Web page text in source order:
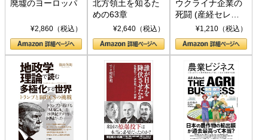
廃墟のヨーロッパ
¥2,860（税込）
北方領土を知るた
めの63章
¥2,640（税込）
ウクライナ企業の
死闘 (産経セレク
ト S 039)¥1,210（税込）